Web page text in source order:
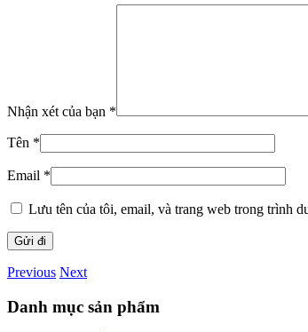
Nhận xét của bạn *
Tên *
Email *
Lưu tên của tôi, email, và trang web trong trình
Previous Next
Danh mục sản phẩm